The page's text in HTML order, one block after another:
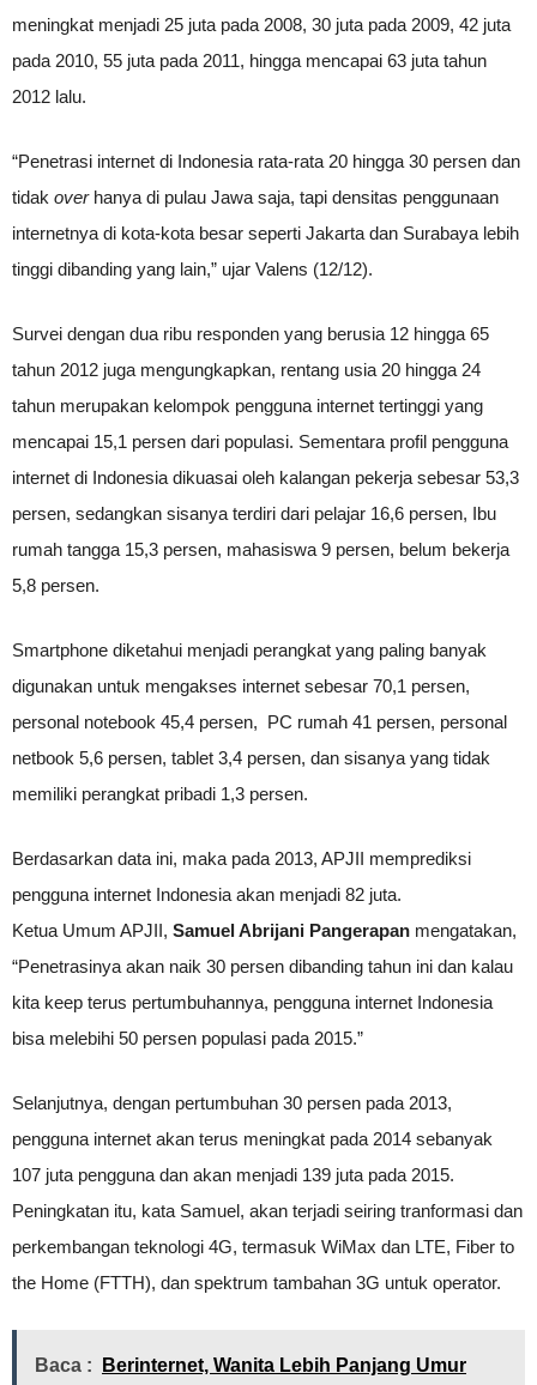
meningkat menjadi 25 juta pada 2008, 30 juta pada 2009, 42 juta
pada 2010, 55 juta pada 2011, hingga mencapai 63 juta tahun
2012 lalu.
“Penetrasi internet di Indonesia rata-rata 20 hingga 30 persen dan
tidak overhanya di pulau Jawa saja, tapi densitas penggunaan
internetnya di kota-kota besar seperti Jakarta dan Surabaya lebih
tinggi dibanding yang lain,” ujar Valens (12/12).
Survei dengan dua ribu responden yang berusia 12 hingga 65
tahun 2012 juga mengungkapkan, rentang usia 20 hingga 24
tahun merupakan kelompok pengguna internet tertinggi yang
mencapai 15,1 persen dari populasi. Sementara profil pengguna
internet di Indonesia dikuasai oleh kalangan pekerja sebesar 53,3
persen, sedangkan sisanya terdiri dari pelajar 16,6 persen, Ibu
rumah tangga 15,3 persen, mahasiswa 9 persen, belum bekerja
5,8 persen.
Smartphone diketahui menjadi perangkat yang paling banyak
digunakan untuk mengakses internet sebesar 70,1 persen,
personal notebook 45,4 persen, PC rumah 41 persen, personal
netbook 5,6 persen, tablet 3,4 persen, dan sisanya yang tidak
memiliki perangkat pribadi 1,3 persen.
Berdasarkan data ini, maka pada 2013, APJII memprediksi
pengguna internet Indonesia akan menjadi 82 juta.
Ketua Umum APJII, Samuel Abrijani Pangerapan mengatakan,
“Penetrasinya akan naik 30 persen dibanding tahun ini dan kalau
kita keep terus pertumbuhannya, pengguna internet Indonesia
bisa melebihi 50 persen populasi pada 2015.”
Selanjutnya, dengan pertumbuhan 30 persen pada 2013,
pengguna internet akan terus meningkat pada 2014 sebanyak
107 juta pengguna dan akan menjadi 139 juta pada 2015.
Peningkatan itu, kata Samuel, akan terjadi seiring tranformasi dan
perkembangan teknologi 4G, termasuk WiMax dan LTE, Fiber to
the Home (FTTH), dan spektrum tambahan 3G untuk operator.
Baca : Berinternet, Wanita Lebih Panjang Umur